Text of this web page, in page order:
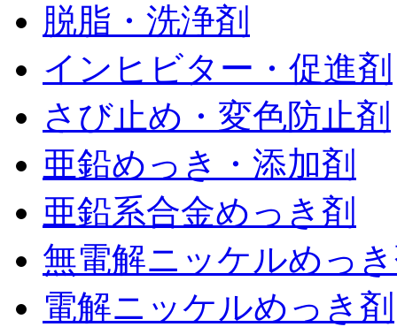
脱脂・洗浄剤
インヒビター・促進剤
さび止め・変色防止剤
亜鉛めっき・添加剤
亜鉛系合金めっき剤
無電解ニッケルめっ
電解ニッケルめっき剤